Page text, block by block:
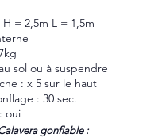
= 2,5m L = 1,5m
sol ou à suspendre
: x 5 sur le haut
: 30 sec.
oui
gonflable :